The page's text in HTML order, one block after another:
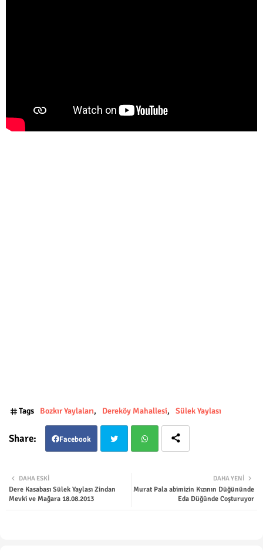
Tags Bozkır Yaylaları Dereköy Mahallesi Sülek Yaylası
Facebook
ter tsap
DAHA YENI
Murat Pala abimizin Kızının Düğününde
Eda Düğünde Coşturuyor
DAHA ESKI
Dere Kasabası Sülek Yaylası Zindan
Mevki ve Mağara 18.08.2013